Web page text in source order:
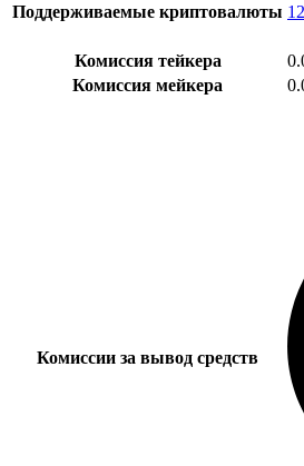
Поддерживаемые криптовалюты
Комиссия тейкера
Комиссия мейкера
Комиссии за вывод средств